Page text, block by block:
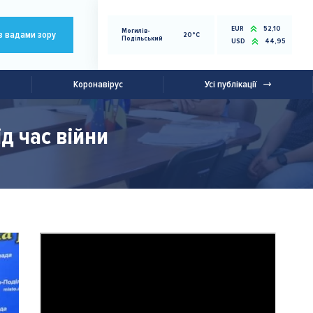
вадами зору
Могилів-
Подільський
20°C
EUR
52,10
USD
44,95
Коронавірус Усі публікації
час війни